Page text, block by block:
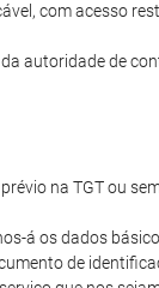
com acesso
autoridade de
na TGT ou
á os dados
de